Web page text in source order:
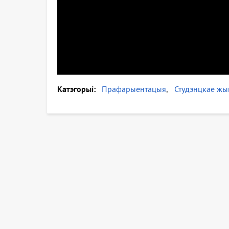
Катэгорыі Прафарыентацыя Студэнцкае